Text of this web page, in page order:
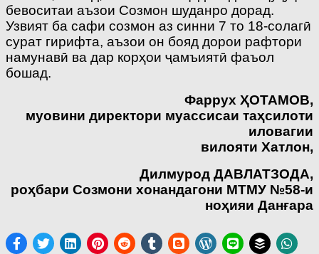
бевоситаи аъзои Созмон шуданро дорад.
Узвият ба сафи созмон аз синни 7 то 18-солагӣ
сурат гирифта, аъзои он бояд дорои рафтори
намунавӣ ва дар корҳои ҷамъиятӣ фаъол
бошад.
Фаррух ҲОТАМОВ,
муовини директори муассисаи таҳсилоти
иловагии
вилояти Хатлон,
Дилмурод ДАВЛАТЗОДА,
роҳбари Созмони хонандагони МТМУ №58-и
ноҳияи Данғара